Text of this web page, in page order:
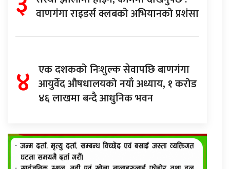
वाणगंगा राइडर्स क्लबको अभियानको प्रशंसा
४ एक दशकको निःशुल्क सेवापछि बाणगंगा
आयुर्वेद औषधालयको नयाँ अध्याय, १ करोड
४६ लाखमा बन्दै आधुनिक भवन